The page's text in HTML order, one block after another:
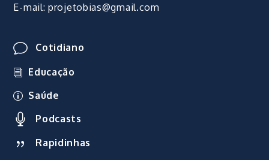
E-mail: projetobias@gmail.com
Cotidiano
Educação
Saúde
Podcasts
Rapidinhas